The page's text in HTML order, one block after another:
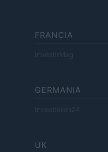
FRANCIA
InvestirMag
GERMANIA
Investieren24
UK